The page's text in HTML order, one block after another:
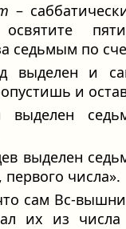
–
седьмым по
выделен и
и
выделен
выделен
числа».
сам Вс-
их из